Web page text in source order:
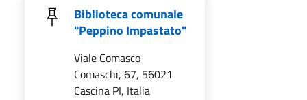
Biblioteca comunale
"Peppino Impastato"
Viale Comasco
Comaschi, 67, 56021
Cascina PI, Italia